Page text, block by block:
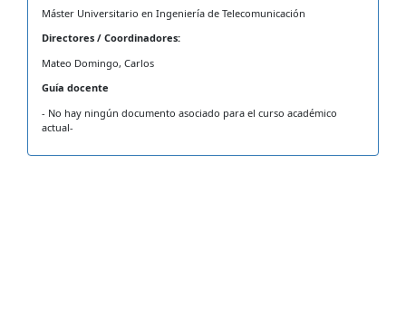
Máster Universitario en Ingeniería de Telecomunicación
Directores / Coordinadores:
Mateo Domingo, Carlos
Guía docente
- No hay ningún documento asociado para el curso académico
actual-